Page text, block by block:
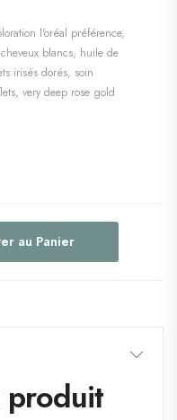
l'oréal préférence,
blancs, huile de
irisés dorés, soin
, very deep rose gold
au Panier
produit